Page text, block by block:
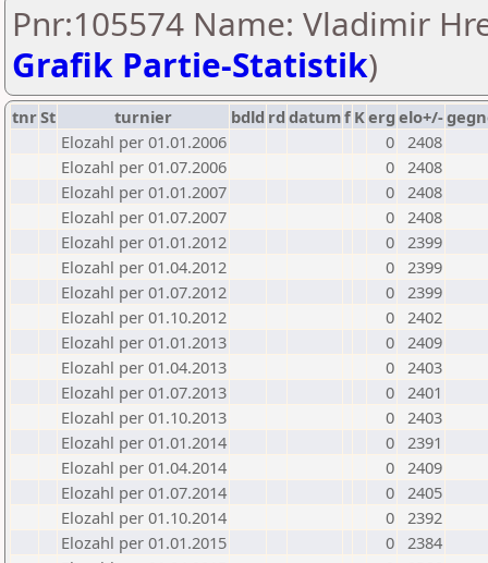
Pnr:105574 Name: Vladimir
Grafik Partie-Statistik)
tnrSt turnier bdld rd datumf Kerg elo+/-
Elozahl per 01.01.2006
0 2408
Elozahl per 01.07.2006
0 2408
Elozahl per 01.01.2007
0 2408
Elozahl per 01.07.2007
0 2408
Elozahl per 01.01.2012
0 2399
Elozahl per 01.04.2012
0 2399
Elozahl per 01.07.2012
0 2399
Elozahl per 01.10.2012
0 2402
Elozahl per 01.01.2013
0 2409
Elozahl per 01.04.2013
0 2403
Elozahl per 01.07.2013
0 2401
Elozahl per 01.10.2013
0 2403
Elozahl per 01.01.2014
0 2391
Elozahl per 01.04.2014
0 2409
Elozahl per 01.07.2014
0 2405
Elozahl per 01.10.2014
0 2392
Elozahl per 01.01.2015
0 2384